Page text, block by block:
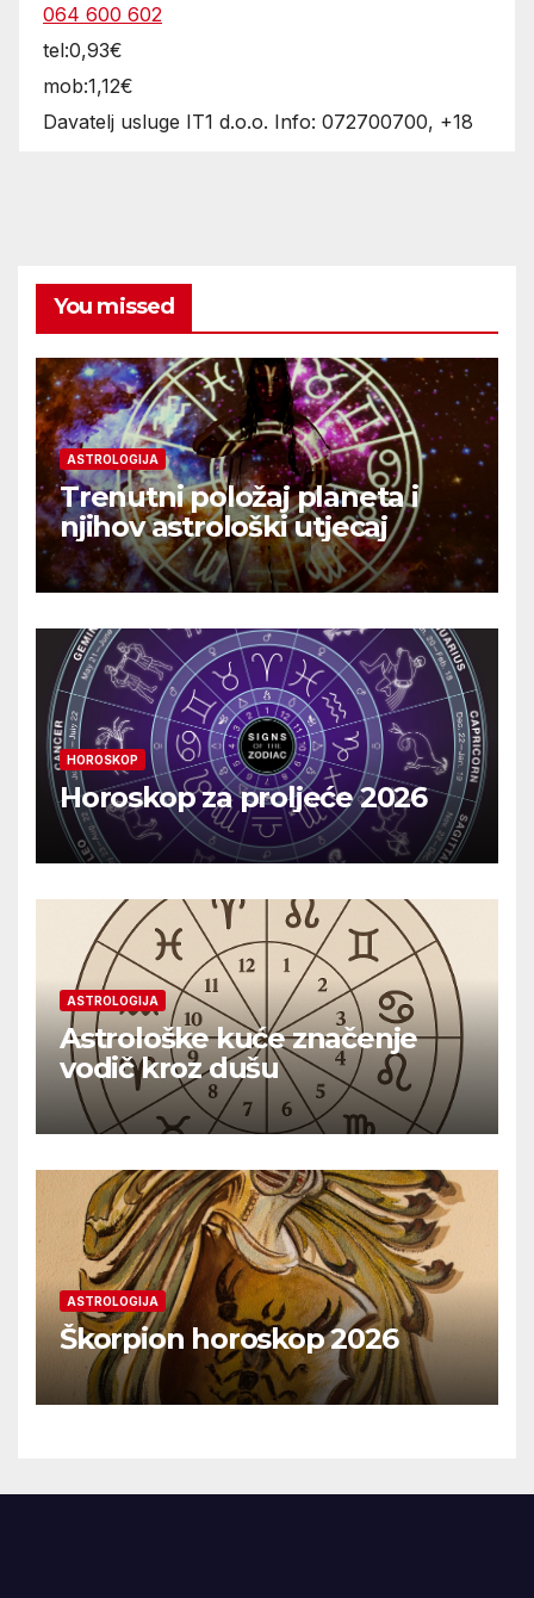
064 600 602
tel:0,93€
mob:1,12€
Davatelj usluge IT1 d.o.o. Info: 072700700, +18
You missed
ASTROLOGIJA
Trenutni položaj planeta i
njihov astrološki utjecaj
HOROSKOP
Horoskop za proljeće 2026
ASTROLOGIJA
Astrološke kuće značenje
vodič kroz dušu
ASTROLOGIJA
Škorpion horoskop 2026